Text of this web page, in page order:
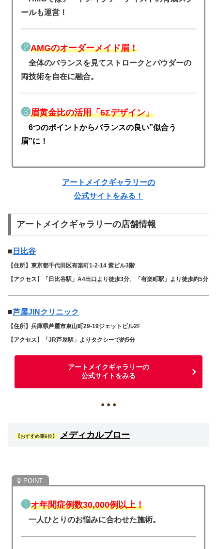
ールも運営！
❷AMGのオーダーメイド眉！
全体のバランスを見てストロークとパウダーの
両技術を自在に融合。
❸眉黄金比の活用「6Σデザイン」
6つのポイントからバランスの良い”似合う
眉”に！
アートメイクギャラリーの
公式サイトをみる！
アートメイクギャラリーの店舗情報
■ 日比谷
【住所】東京都千代田区有楽町1-2-14 紫ビル3階
【アクセス】「日比谷駅」A4出口より徒歩3分、「有楽町駅」より徒歩約5分
■芦屋JINクリニック
【住所】兵庫県芦屋市東山町29-19ジェットビル2F
【アクセス】「JR芦屋駅」よりタクシーで約5分
アートメイクギャラリーの
公式サイトをみる
● ● ●
【おすすめ第6位】 メディカルブロー
❶オ年間症例数30,000例以上！
一人ひとりのお悩みに合わせた施術。